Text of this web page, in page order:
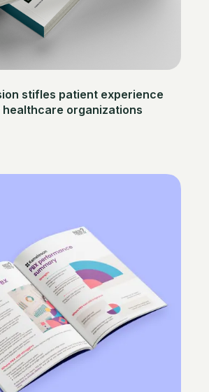
stifles patient experience
organizations